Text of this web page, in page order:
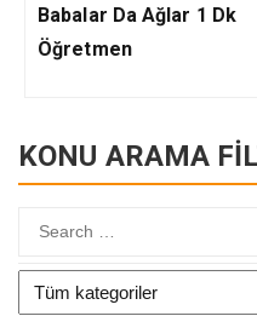
Babalar Da Ağlar 1 Dk
Öğretmen
KONU ARAMA